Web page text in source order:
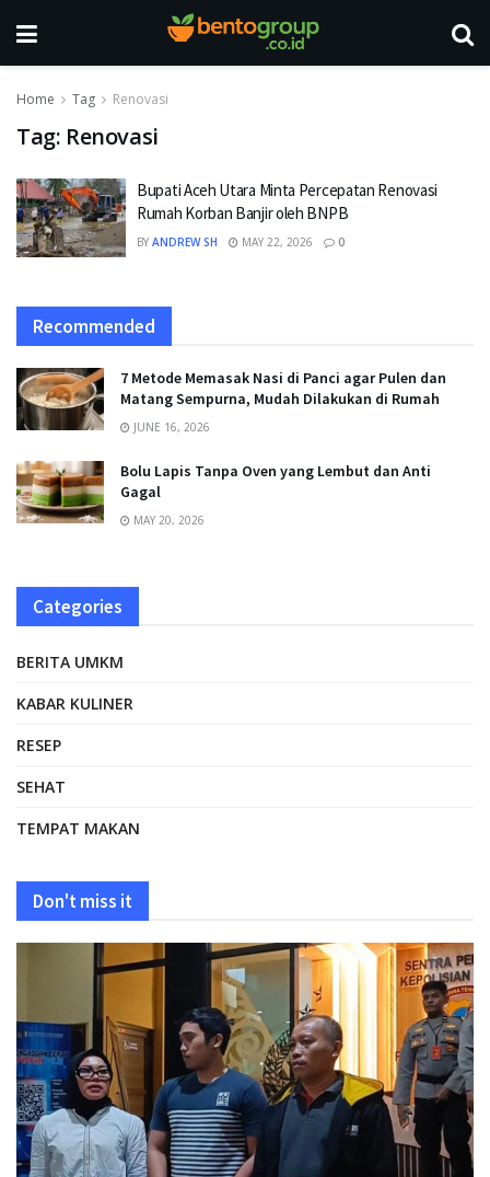
Home Tag Renovasi
Tag: Renovasi
Bupati Aceh Utara Minta Percepatan Renovasi
Rumah Korban Banjir oleh BNPB
BY ANDREW SH MAY 22, 2026 0
Recommended
7 Metode Memasak Nasi di Panci agar Pulen dan
Matang Sempurna, Mudah Dilakukan di Rumah
JUNE 16, 2026
Bolu Lapis Tanpa Oven yang Lembut dan Anti
Gagal
MAY 20, 2026
Categories
BERITA UMKM
KABAR KULINER
RESEP
SEHAT
TEMPAT MAKAN
Don't miss it